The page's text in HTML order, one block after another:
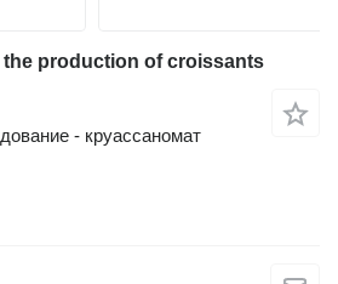
the production of croissants
- круассаномат